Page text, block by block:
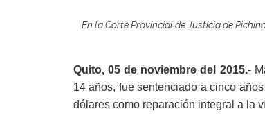
En la Corte Provincial de Justicia de
Quito, 05 de noviembre del 2015.-
14 años, fue sentenciado a cinco
dólares como reparación integral a la